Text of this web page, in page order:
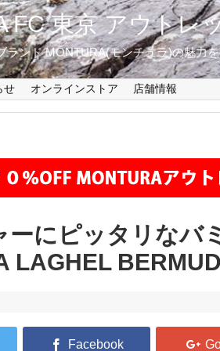
FC 東京 アウトレ
ランド MONTURA(モンチュラ)の魅力
せ オンラインストア 店舗情報
ーにピッタリなバ
LAGHEL